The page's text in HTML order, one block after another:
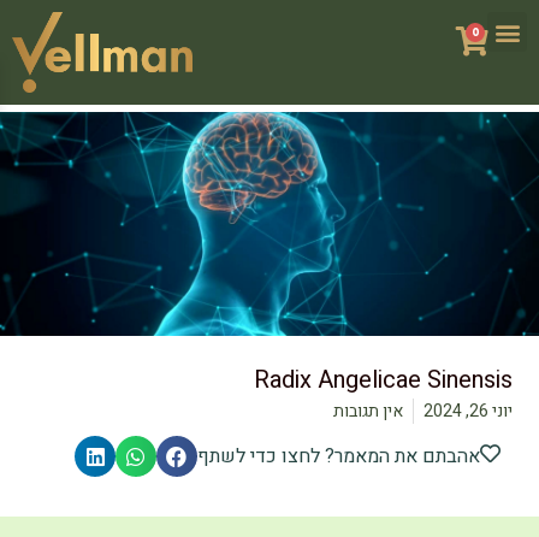
0
Radix Angelicae
אין תגובות
אהבתם את המאמר? לחצו כדי לשתף